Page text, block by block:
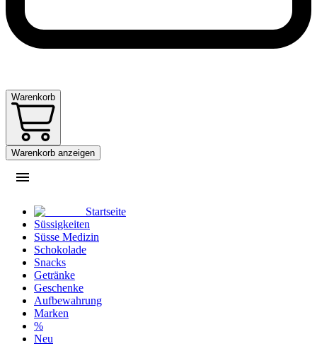
Warenkorb
Warenkorb anzeigen
Startseite
Süssigkeiten
Süsse Medizin
Schokolade
Snacks
Getränke
Geschenke
Aufbewahrung
Marken
%
Neu